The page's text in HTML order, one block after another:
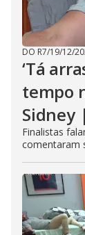
DO R7/19/12/
‘Tá
tempo
Sidney
Finalistas
comentaram